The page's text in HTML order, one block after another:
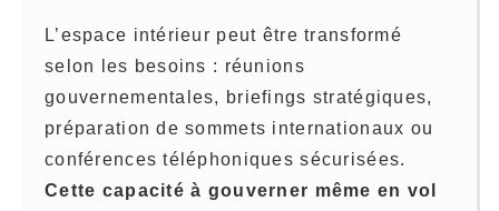
L’espace intérieur peut être transformé
selon les besoins : réunions
gouvernementales, briefings stratégiques,
préparation de sommets internationaux ou
conférences téléphoniques sécurisées.
Cette capacité à gouverner même en vol